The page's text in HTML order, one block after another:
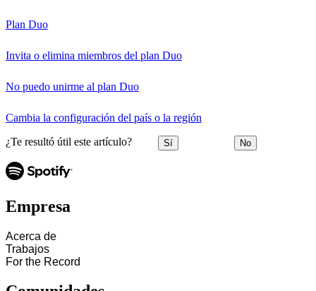
Plan Duo
Invita o elimina miembros del plan Duo
No puedo unirme al plan Duo
Cambia la configuración del país o la región
¿Te resultó útil este artículo? Sí No
Empresa
Acerca de
Trabajos
For the Record